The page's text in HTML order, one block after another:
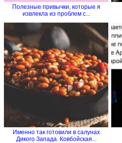
Полезные привычки, которые я
извлекла из проблем с...
Именно так готовили в салунах
Дикого Запада. Ковбойская...